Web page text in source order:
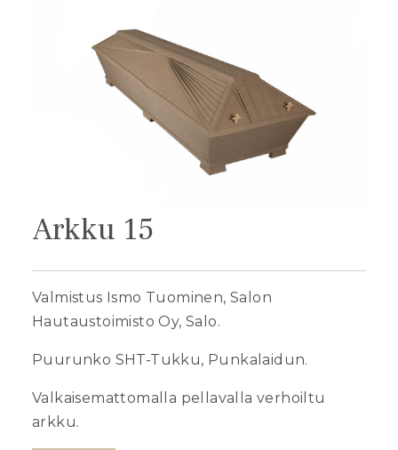
Arkku 15
Valmistus Ismo Tuominen, Salon
Hautaustoimisto Oy, Salo.
Puurunko SHT-Tukku, Punkalaidun.
Valkaisemattomalla pellavalla verhoiltu
arkku.